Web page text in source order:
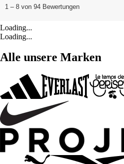
Loading...
Loading...
Alle unsere Marken